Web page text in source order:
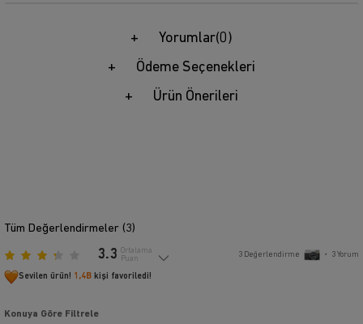
Yorumlar(0)
Ödeme Seçenekleri
Ürün Önerileri
Tüm Değerlendirmeler (3)
3.3
Ortalama
Puan
3 Değerlendirme • 3Yorum
Sevilen ürün! 1,4B kişi favoriledi!
Konuya Göre Filtrele